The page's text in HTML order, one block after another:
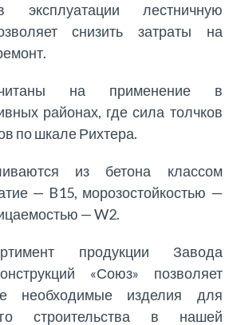
эксплуатации лестничную
снизить затраты на
на применение в
районах, где сила толчков
по шкале Рихтера.
из бетона классом
— B15, морозостойкостью —
— W2.
продукции Завода
«Союз» позволяет
необходимые изделия для
строительства в нашей